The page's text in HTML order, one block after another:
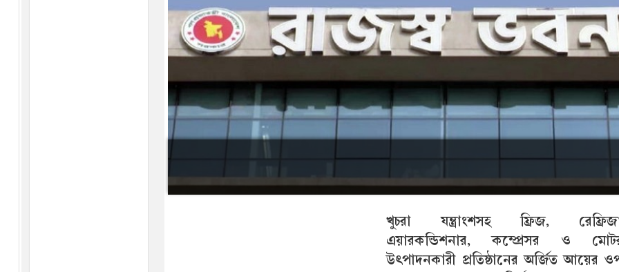
খুচরা যন্ত্রাংশসহ ফ্রিজ,
এয়ারকন্ডিশনার, কম্প্রেসর ও
উৎপাদনকারী প্রতিষ্ঠানের অর্জিত আয়ের